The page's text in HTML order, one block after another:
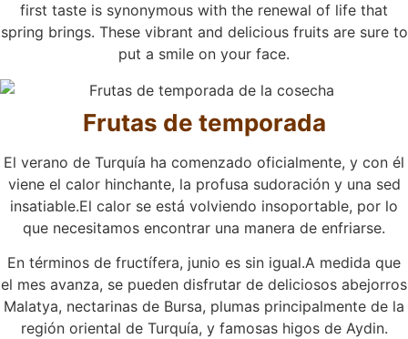
first taste is synonymous with the renewal of life that
spring brings. These vibrant and delicious fruits are sure to
put a smile on your face.
Frutas de temporada
El verano de Turquía ha comenzado oficialmente, y con él
viene el calor hinchante, la profusa sudoración y una sed
insatiable.El calor se está volviendo insoportable, por lo
que necesitamos encontrar una manera de enfriarse.
En términos de fructífera, junio es sin igual.A medida que
el mes avanza, se pueden disfrutar de deliciosos abejorros
Malatya, nectarinas de Bursa, plumas principalmente de la
región oriental de Turquía, y famosas higos de Aydin.